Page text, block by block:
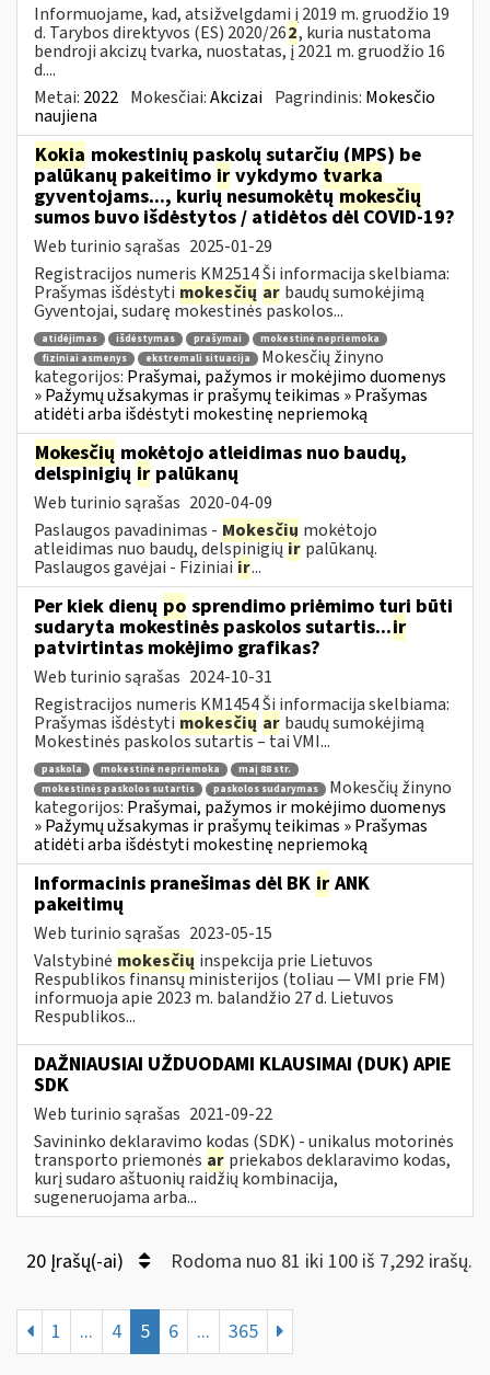
Informuojame, kad, atsižvelgdami į 2019 m. gruodžio 19
d. Tarybos direktyvos (ES) 2020/262, kuria nustatoma
bendroji akcizų tvarka, nuostatas, į 2021 m. gruodžio 16
d....
Metai: 2022 Mokesčiai:Akcizai Pagrindinis: Mokesčio
naujiena
Kokia mokestinių paskolų sutarčių (MPS) be
palūkanų pakeitimo ir vykdymo tvarka
gyventojams..., kurių nesumokėtųmokesčių
sumos buvo išdėstytos / atidėtos dėl COVID-19?
Web turinio sąrašas 2025-01-29
Registracijos numeris KM2514 Ši informacija skelbiama:
Prašymas išdėstyti mokesčių ar baudų sumokėjimą
Gyventojai, sudarę mokestinės paskolos...
atidėjimas išdėstymas prašymai
mokestinė nepriemoka
fiziniai asmenys
ekstremali situacija
Mokesčių žinyno
kategorijos: Prašymai, pažymos ir mokėjimo duomenys
» Pažymų užsakymas ir prašymų teikimas » Prašymas
atidėti arba išdėstyti mokestinę nepriemoką
Mokesčių mokėtojo atleidimas nuo baudų,
delspinigių ir palūkanų
Web turinio sąrašas 2020-04-09
Paslaugos pavadinimas - Mokesčių mokėtojo
atleidimas nuo baudų, delspinigiųir palūkanų.
Paslaugos gavėjai - Fiziniai ir...
Per kiek dienų po sprendimo priėmimo turi būti
sudaryta mokestinės paskolos sutartis...ir
patvirtintas mokėjimo grafikas?
Web turinio sąrašas 2024-10-31
Registracijos numeris KM1454 Ši informacija skelbiama:
Prašymas išdėstyti mokesčių ar baudų sumokėjimą
Mokestinės paskolos sutartis – tai VMI...
paskola mokestinė nepriemoka
maį 88 str.
mokestinės paskolos sutartis
paskolos sudarymas
Mokesčių žinyno
kategorijos: Prašymai, pažymos ir mokėjimo duomenys
» Pažymų užsakymas ir prašymų teikimas » Prašymas
atidėti arba išdėstyti mokestinę nepriemoką
Informacinis pranešimas dėl BK ir ANK
pakeitimų
Web turinio sąrašas 2023-05-15
Valstybinė mokesčių inspekcija prie Lietuvos
Respublikos finansų ministerijos (toliau — VMI prie FM)
informuoja apie 2023 m. balandžio 27 d. Lietuvos
Respublikos...
DAŽNIAUSIAI UŽDUODAMI KLAUSIMAI (DUK) APIE
SDK
Web turinio sąrašas 2021-09-22
Savininko deklaravimo kodas (SDK) - unikalus motorinės
transporto priemonės ar priekabos deklaravimo kodas,
kurį sudaro aštuonių raidžių kombinacija,
sugeneruojama arba...
20 Įrašų(-ai) Rodoma nuo 81 iki 100 iš 7,292 irašų.
1 ... 4 5 6 ... 365